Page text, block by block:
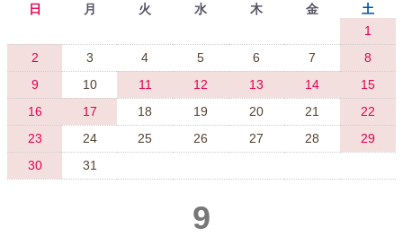
日 月 火 水 木 金
土
1
2
3 4 5 6 7
8
9
10 11 12 13 14
15
16
17 18 19 20 21
22
23
24 25 26 27 28
29
30
31
9